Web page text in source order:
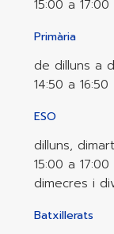
15:00 a 17:00
Primària
de dilluns a
14:50 a 16:50
ESO
dilluns,
15:00 a 17:00
dimecres i
Batxillerats